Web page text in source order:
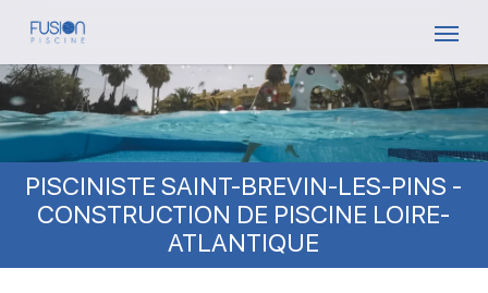
Skip
main
content
PISCINISTE SAINT-BREVIN-LES-PINS -
CONSTRUCTION DE PISCINE LOIRE-
ATLANTIQUE